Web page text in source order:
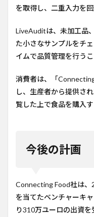
を取得し、二重入力を
LiveAuditは、未加工品
た小さなサンプルをチ
イムで品質管理を行うこ
消費者は、「
し、生産者から提供さ
覧した上で食品を購入す
今後の計画
Connecting Food社は、
を当てたベンチャーキ
り310万ユーロの出資